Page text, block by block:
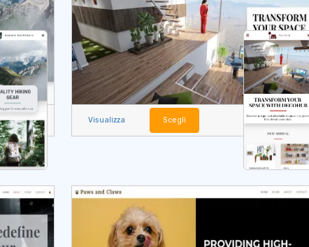
Visualizza Scegli